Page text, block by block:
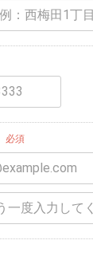
必須